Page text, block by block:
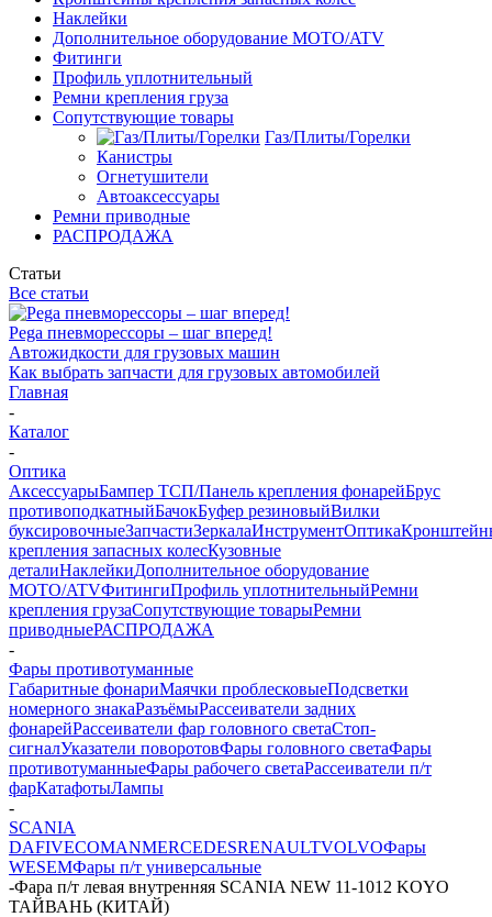
Наклейки
Дополнительное оборудование MOTO/ATV
Фитинги
Профиль уплотнительный
Ремни крепления груза
Сопутствующие товары
Газ/Плиты/Горелки
Канистры
Огнетушители
Автоаксессуары
Ремни приводные
РАСПРОДАЖА
Статьи
Все статьи
Pega пневморессоры – шаг вперед!
Автожидкости для грузовых машин
Как выбрать запчасти для грузовых автомобилей
Главная
-
Каталог
-
Оптика
АксессуарыБампер ТСП/Панель крепления фонарейБрус
противоподкатныйБачокБуфер резиновыйВилки
буксировочныеЗапчастиЗеркалаИнструментОптика
крепления запасных колесКузовные
деталиНаклейкиДополнительное оборудование
MOTO/ATVФитингиПрофиль уплотнительныйРемни
крепления грузаСопутствующие товарыРемни
приводныеРАСПРОДАЖА
-
Фары противотуманные
Габаритные фонариМаячки проблесковыеПодсветки
номерного знакаРазъёмыРассеиватели задних
фонарейРассеиватели фар головного светаСтоп-
сигналУказатели поворотовФары головного светаФары
противотуманныеФары рабочего светаРассеиватели п/т
фарКатафотыЛампы
-
SCANIA
DAFIVECOMANMERCEDESRENAULTVOLVOФары
WESEMФары п/т универсальные
-Фара п/т левая внутренняя SCANIA NEW 11-1012 KOYO
ТАЙВАНЬ (КИТАЙ)